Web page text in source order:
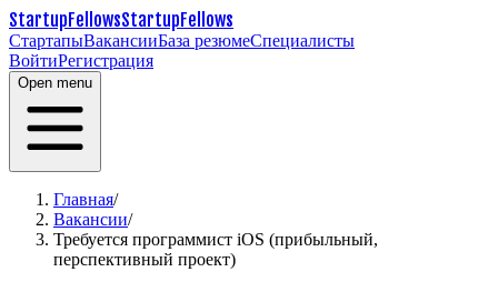
StartupFellowsStartupFellows
СтартапыВакансииБаза резюмеСпециалисты
ВойтиРегистрация
Open menu
Главная/
Вакансии/
Требуется программист iOS (прибыльный,
перспективный проект)